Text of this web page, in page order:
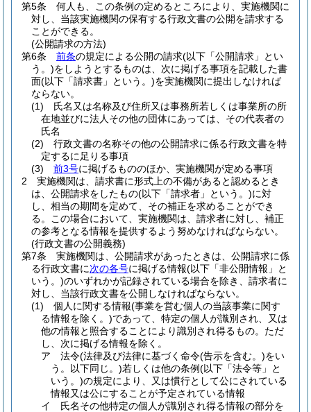
第5条
何人も、この条例の定めるところにより、実施機関に
対し、当該実施機関の保有する行政文書の公開を請求する
ことができる。
(公開請求の方法)
第6条
前条の規定による公開の請求(以下「公開請求」とい
う。)をしようとするものは、次に掲げる事項を記載した書
面(以下「請求書」という。)を実施機関に提出しなければ
ならない。
(1)
氏名又は名称及び住所又は事務所若しくは事業所の所
在地並びに法人その他の団体にあっては、その代表者の
氏名
(2)
行政文書の名称その他の公開請求に係る行政文書を特
定するに足りる事項
(3)
前3号に掲げるもののほか、実施機関が定める事項
2
実施機関は、請求書に形式上の不備があると認めるとき
は、公開請求をしたもの(以下「請求者」という。)に対
し、相当の期間を定めて、その補正を求めることができ
る。
この場合において、実施機関は、請求者に対し、補正
の参考となる情報を提供するよう努めなければならない。
(行政文書の公開義務)
第7条
実施機関は、公開請求があったときは、公開請求に係
る行政文書に次の各号に掲げる情報(以下「非公開情報」と
いう。)のいずれかが記録されている場合を除き、請求者に
対し、当該行政文書を公開しなければならない。
(1)
個人に関する情報(事業を営む個人の当該事業に関す
る情報を除く。)であって、特定の個人が識別され、又は
他の情報と照合することにより識別され得るもの。 ただ
し、次に掲げる情報を除く。
ア
法令(法律及び法律に基づく命令(告示を含む。)をい
う。以下同じ。)若しくは他の条例(以下「法令等」と
いう。)の規定により、又は慣行として公にされている
情報又は公にすることが予定されている情報
イ
氏名その他特定の個人が識別され得る情報の部分を